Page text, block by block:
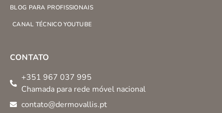
BLOG PARA PROFISSIONAIS
CANAL TÉCNICO YOUTUBE
CONTATO
+351 967 037 995
Chamada para rede móvel nacional
contato@dermovallis.pt